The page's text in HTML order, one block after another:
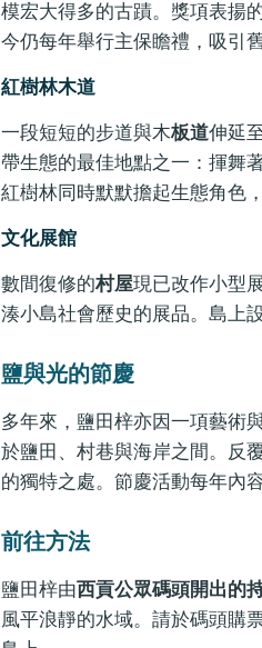
模宏大得多的古蹟。獎項表揚
今仍每年舉行主保瞻禮，吸引
紅樹林木道
一段短短的步道與木板道伸延
帶生態的最佳地點之一：揮舞
紅樹林同時默默擔起生態角色
文化展館
數間復修的村屋現已改作小型
湊小島社會歷史的展品。島上
鹽與光的節慶
多年來，鹽田梓亦因一項藝術
於鹽田、村巷與海岸之間。反
的獨特之處。節慶活動每年內
前往方法
鹽田梓由西貢公眾碼頭開出的
風平浪靜的水域。請於碼頭購